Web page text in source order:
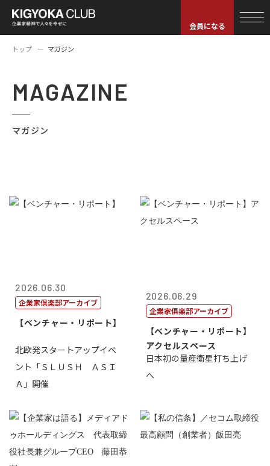
会員になる
トップ マガジン
MAGAZINE
マガジン
2026.06.30
企業家倶楽部アーカイブ
【ベンチャー・リポート】
北欧発スタートアップイベ
ント「ＳＬＵＳＨ ＡＳＩ
Ａ」開催
2026.06.29
企業家倶楽部アーカイブ
【ベンチャー・リポート】
アクセルスペース
日本初の量産衛星打ち上げ
へ